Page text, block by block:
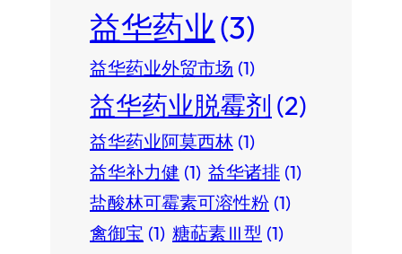
益华药业(3)
益华药业外贸市场 (1)
益华药业脱霉剂 (2)
益华药业阿莫西林 (1)
益华补力健 (1) 益华诸排 (1)
盐酸林可霉素可溶性粉 (1)
禽御宝 (1) 糖萜素Ⅲ型 (1)